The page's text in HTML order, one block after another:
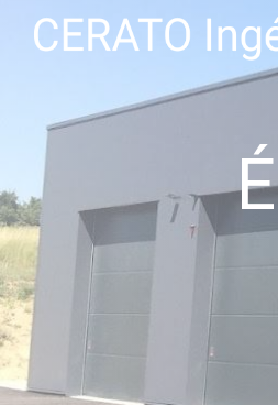
Panneau de gestion des cookies